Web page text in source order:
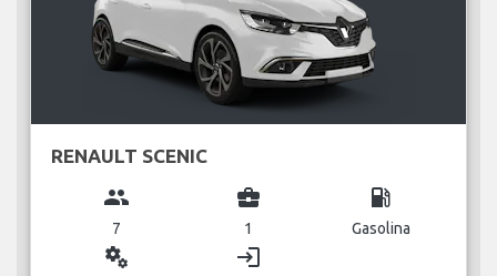
RENAULT SCENIC
group
7
business_center
1
local_gas_station
Gasolina
miscellaneous_services login